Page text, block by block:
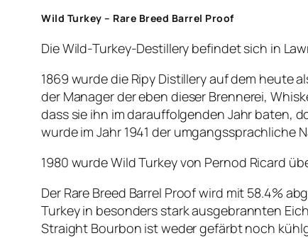
Wild Turkey – Rare Breed Barrel Proof
Die Wild-Turkey-Destillery befindet sich in
1869 wurde die Ripy Distillery auf dem heute
der Manager der eben dieser Brennerei,
dass sie ihn im darauffolgenden Jahr baten,
wurde im Jahr 1941 der umgangssprachliche
1980 wurde Wild Turkey von Pernod Ricard
Der Rare Breed Barrel Proof wird mit 58.4%
Turkey in besonders stark ausgebrannten
Straight Bourbon ist weder gefärbt noch